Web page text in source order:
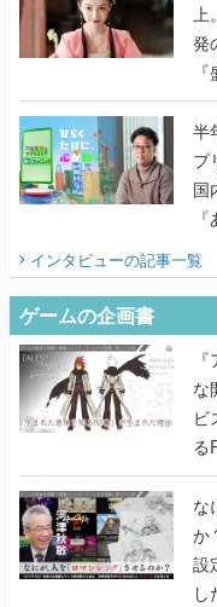
上
発
う
半
プ
国
て
インタビューの記事一覧
ゲームの企画書
な
ビ
る
書
な
か
設